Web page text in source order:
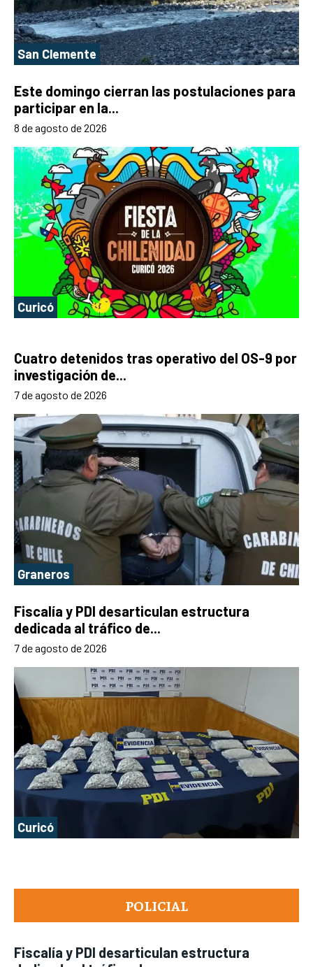
POLICIAL
Fiscalía y PDI desarticulan estructura
San Clemente
Este domingo cierran las postulaciones para
participar en la...
8 de agosto de 2026
Curicó
Cuatro detenidos tras operativo del OS-9 por
investigación de...
7 de agosto de 2026
Graneros
Fiscalía y PDI desarticulan estructura
dedicada al tráfico de...
7 de agosto de 2026
Curicó